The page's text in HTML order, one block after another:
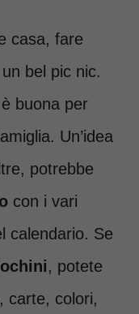
casa, fare
bel pic nic.
buona per
Un’idea
potrebbe
con i vari
calendario. Se
, potete
carte, colori,